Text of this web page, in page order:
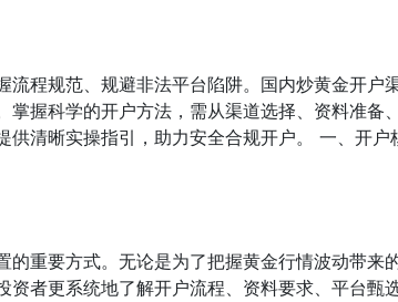
程规范、规避非法平台陷阱。国内炒黄金开户
握科学的开户方法，需从渠道选择、资料准备
清晰实操指引，助力安全合规开户。 一、开户
重要方式。无论是为了把握黄金行情波动带来
者更系统地了解开户流程、资料要求、平台甄